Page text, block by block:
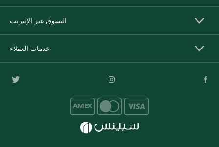
التسوق عبر الإنترنت
خدمات العملاء